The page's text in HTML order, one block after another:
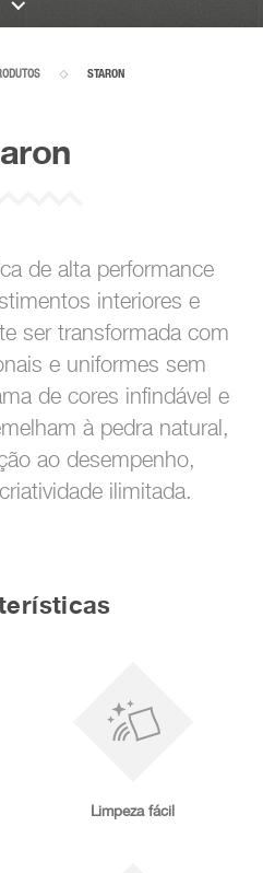
STARON
de alta performance
interiores e
ser transformada com
e uniformes sem
de cores infindável e
à pedra natural,
ao desempenho,
ilimitada.
Limpeza fácil